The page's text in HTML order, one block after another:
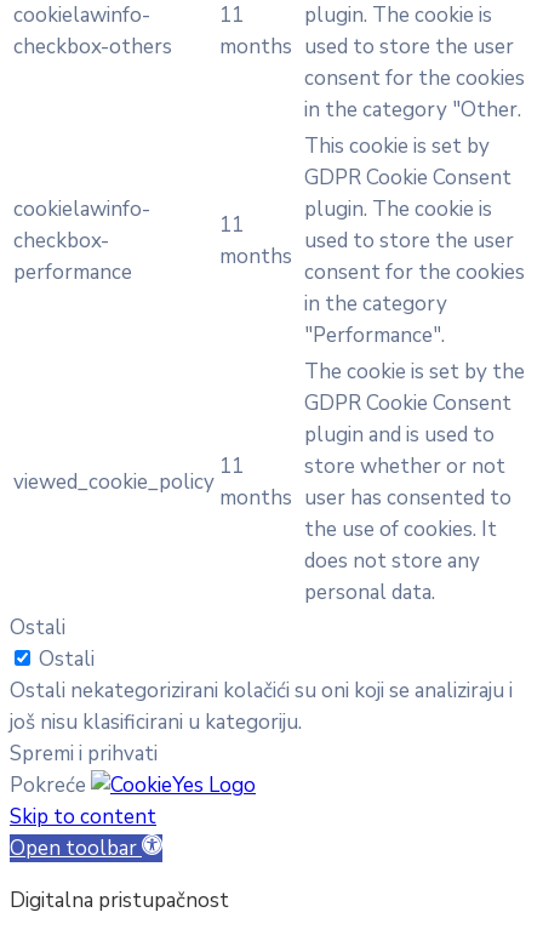
cookielawinfo-
checkbox-others
11
months
plugin. The cookie is
used to store the user
consent for the cookies
in the category "Other.
cookielawinfo-
checkbox-
performance
11
months
This cookie is set by
GDPR Cookie Consent
plugin. The cookie is
used to store the user
consent for the cookies
in the category
"Performance".
viewed_cookie_policy
11
months
The cookie is set by the
GDPR Cookie Consent
plugin and is used to
store whether or not
user has consented to
the use of cookies. It
does not store any
personal data.
Ostali
Ostali
Ostali nekategorizirani kolačići su oni koji se analiziraju i
još nisu klasificirani u kategoriju.
Spremi i prihvati
Pokreće
Skip to content
Open toolbar
Digitalna pristupačnost